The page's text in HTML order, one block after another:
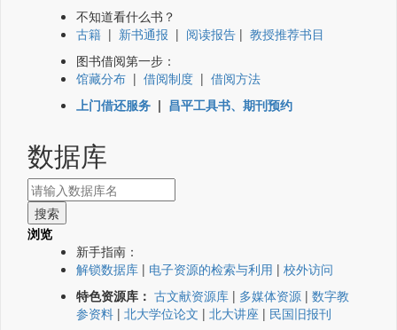
不知道看什么书？
古籍 | 新书通报 | 阅读报告 | 教授推荐书目
图书借阅第一步：
馆藏分布 | 借阅制度 | 借阅方法
上门借还服务 | 昌平工具书、期刊预约
数据库
浏览
新手指南：
解锁数据库 | 电子资源的检索与利用 | 校外访问
特色资源库： 古文献资源库 | 多媒体资源 | 数字教
参资料 | 北大学位论文 | 北大讲座 | 民国旧报刊